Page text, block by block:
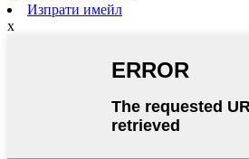
Изпрати имейл
x